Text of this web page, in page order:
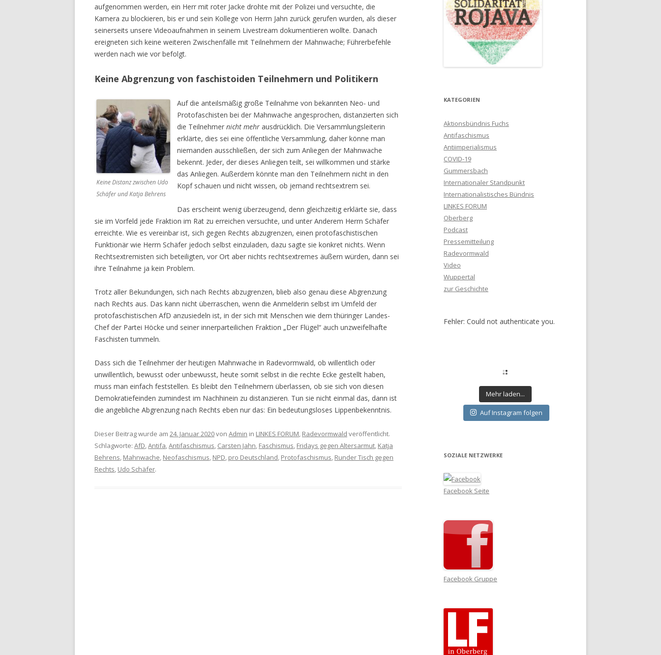
aufgenommen werden, ein Herr mit roter Jacke drohte mit der Polizei und versuchte, die
Kamera zu blockieren, bis er und sein Kollege von Herrn Jahn zurück gerufen wurden, als dieser
seinerseits unsere Videoaufnahmen in seinem Livestream dokumentieren wollte. Danach
ereigneten sich keine weiteren Zwischenfälle mit Teilnehmern der Mahnwache; Führerbefehle
werden nach wie vor befolgt.
Keine Abgrenzung von faschistoiden Teilnehmern und Politikern
Keine Distanz zwischen Udo
Schäfer und Katja Behrens
Auf die anteilsmäßig große Teilnahme von bekannten Neo- und
Protofaschisten bei der Mahnwache angesprochen, distanzierten sich
die Teilnehmer nicht mehr ausdrücklich. Die Versammlungsleiterin
erklärte, dies sei eine öffentliche Versammlung, daher könne man
niemanden ausschließen, der sich zum Anliegen der Mahnwache
bekennt. Jeder, der dieses Anliegen teilt, sei willkommen und stärke
das Anliegen. Außerdem könnte man den Teilnehmern nicht in den
Kopf schauen und nicht wissen, ob jemand rechtsextrem sei.
Das erscheint wenig überzeugend, denn gleichzeitig erklärte sie, dass
sie im Vorfeld jede Fraktion im Rat zu erreichen versuchte, und unter Anderem Herrn Schäfer
erreichte. Wie es vereinbar ist, sich gegen Rechts abzugrenzen, einen protofaschistischen
Funktionär wie Herrn Schäfer jedoch selbst einzuladen, dazu sagte sie konkret nichts. Wenn
Rechtsextremisten sich beteiligten, vor Ort aber nichts rechtsextremes äußern würden, dann sei
ihre Teilnahme ja kein Problem.
Trotz aller Bekundungen, sich nach Rechts abzugrenzen, blieb also genau diese Abgrenzung
nach Rechts aus. Das kann nicht überraschen, wenn die Anmelderin selbst im Umfeld der
protofaschistischen AfD anzusiedeln ist, in der sich mit Menschen wie dem thüringer Landes-
Chef der Partei Höcke und seiner innerparteilichen Fraktion „Der Flügel“ auch unzweifelhafte
Faschisten tummeln.
Dass sich die Teilnehmer der heutigen Mahnwache in Radevormwald, ob willentlich oder
unwillentlich, bewusst oder unbewusst, heute somit selbst in die rechte Ecke gestellt haben,
muss man einfach feststellen. Es bleibt den Teilnehmern überlassen, ob sie sich von diesen
Demokratiefeinden zumindest im Nachhinein zu distanzieren. Tun sie nicht einmal das, dann ist
die angebliche Abgrenzung nach Rechts eben nur das: Ein bedeutungsloses Lippenbekenntnis.
Dieser Beitrag wurde am 24. Januar 2020von Admin in LINKES FORUM Radevormwald veröffentlicht.
Schlagworte: AfD Antifa Antifaschismus Carsten Jahn Faschismus Fridays gegen Altersarmut Katja
Behrens Mahnwache Neofaschismus NPD pro Deutschland Protofaschismus Runder Tisch gegen
Rechts Udo Schäfer.
KATEGORIEN
Aktionsbündnis Fuchs
Antifaschismus
Antiimperialismus
COVID-19
Gummersbach
Internationaler Standpunkt
Internationalistisches Bündnis
LINKES FORUM
Oberberg
Podcast
Pressemitteilung
Radevormwald
Video
Wuppertal
zur Geschichte
Fehler: Could not authenticate you.
Mehr laden...
Auf Instagram folgen
SOZIALE NETZWERKE
Facebook Seite
Facebook Gruppe